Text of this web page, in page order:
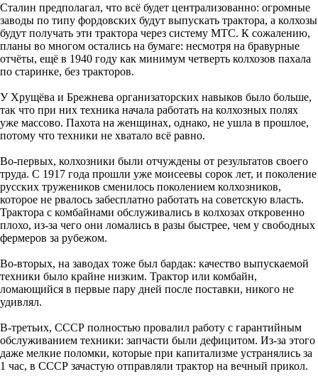
Сталин предполагал, что всё будет централизованно: огромные
заводы по типу фордовских будут выпускать трактора, а колхозы
будут получать эти трактора через систему МТС. К сожалению,
планы во многом остались на бумаге: несмотря на бравурные
отчёты, ещё в 1940 году как минимум четверть колхозов пахала
по старинке, без тракторов.
У Хрущёва и Брежнева организаторских навыков было больше,
так что при них техника начала работать на колхозных полях
уже массово. Пахота на женщинах, однако, не ушла в прошлое,
потому что техники не хватало всё равно.
Во-первых, колхозники были отчуждены от результатов своего
труда. С 1917 года прошли уже моисеевы сорок лет, и поколение
русских тружеников сменилось поколением колхозников,
которое не рвалось забесплатно работать на советскую власть.
Трактора с комбайнами обслуживались в колхозах откровенно
плохо, из-за чего они ломались в разы быстрее, чем у свободных
фермеров за рубежом.
Во-вторых, на заводах тоже был бардак: качество выпускаемой
техники было крайне низким. Трактор или комбайн,
ломающийся в первые пару дней после поставки, никого не
удивлял.
В-третьих, СССР полностью провалил работу с гарантийным
обслуживанием техники: запчасти были дефицитом. Из-за этого
даже мелкие поломки, которые при капитализме устранялись за
1 час, в СССР зачастую отправляли трактор на вечный прикол.